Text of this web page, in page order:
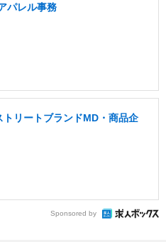
パレル事務
トリートブランドMD・商品企
Sponsored by